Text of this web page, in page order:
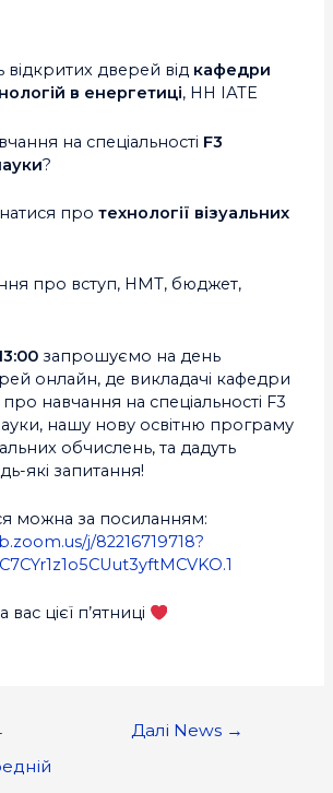
дверей від кафедри
в енергетиці, НН ІАТЕ
на спеціальності F3
?
протехнології візуальних
про вступ, НМТ, бюджет,
запрошуємо на день
онлайн, де викладачі кафедри
навчання на спеціальності F3
нашу нову освітню програму
обчислень, та дадуть
які запитання!
можна за посиланням:
j/82216719718?
цієї п’ятниці
Далі News →